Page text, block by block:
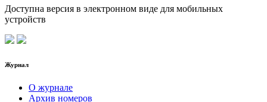
Доступна версия в электронном виде для мобильных
устройств
Журнал
О журнале
Архив номеров